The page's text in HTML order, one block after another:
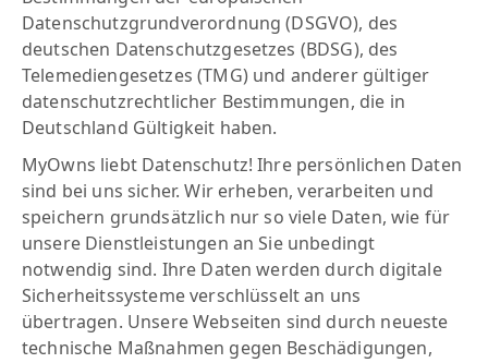
Datenschutzgrundverordnung (DSGVO), des
deutschen Datenschutzgesetzes (BDSG), des
Telemediengesetzes (TMG) und anderer gültiger
datenschutzrechtlicher Bestimmungen, die in
Deutschland Gültigkeit haben.
MyOwns liebt Datenschutz! Ihre persönlichen Daten
sind bei uns sicher. Wir erheben, verarbeiten und
speichern grundsätzlich nur so viele Daten, wie für
unsere Dienstleistungen an Sie unbedingt
notwendig sind. Ihre Daten werden durch digitale
Sicherheitssysteme verschlüsselt an uns
übertragen. Unsere Webseiten sind durch neueste
technische Maßnahmen gegen Beschädigungen,